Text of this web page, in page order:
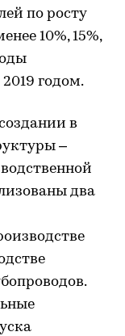
по росту
10%, 15%,
годом.
в
–
два